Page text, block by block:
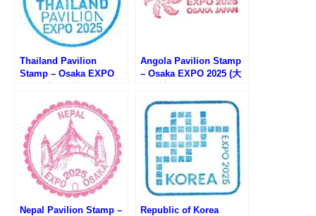
Thailand Pavilion
Stamp – Osaka EXPO
のスタンプ)
Angola Pavilion Stamp
– Osaka EXPO 2025 (大
タンプ)
Nepal Pavilion Stamp –
Republic of Korea